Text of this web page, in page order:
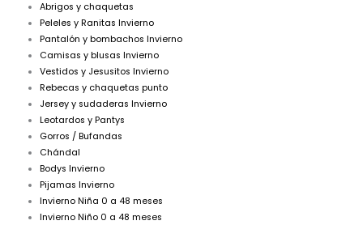
Abrigos y chaquetas
Peleles y Ranitas Invierno
Pantalón y bombachos Invierno
Camisas y blusas Invierno
Vestidos y Jesusitos Invierno
Rebecas y chaquetas punto
Jersey y sudaderas Invierno
Leotardos y Pantys
Gorros / Bufandas
Chándal
Bodys Invierno
Pijamas Invierno
Invierno Niña 0 a 48 meses
Invierno Niño 0 a 48 meses